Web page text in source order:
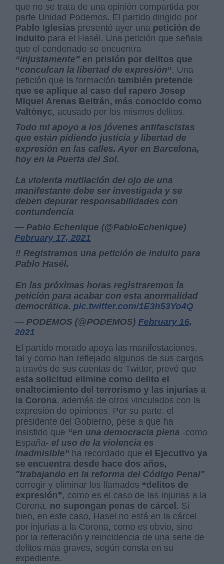
que no se trata de una opinión compartida por
parte Unidad Podemos. El partido dirigido por
Pablo Iglesias presentó ayer una petición de
indulto para el Hasél. Una petición que señala
que el condenado se encuentra
“injustamente” en prisión por delitos que
“conculcan la libertad de expresión”. Una
petición que la formacióntambién pretende
que se aplique al caso del rapero Josep
Miquel Arenas Beltrán, más conocido como
Valtònyc, acusado por los mismos delitos.
Todo mi apoyo a los jóvenes antifascistas
que están pidiendo justicia y libertad de
expresión en las calles. Ayer en Barcelona,
hoy en la Puerta del Sol.
La violenta mutilación del ojo de una
manifestante debe ser investigada y se
deben depurar responsabilidades con
contundencia
— Pablo Echenique (@PabloEchenique)
February 17, 2021
‼️ Registramos una petición de indulto para
Pablo Hasél.
En las próximas horas registraremos la
petición para acabar con esta anormalidad
democrática.pic.twitter.com/1E3h53Yo4Q
— PODEMOS (@PODEMOS)February 16,
2021
El partido morado apoya las manifestaciones,
tal y como han reflejado algunos de sus cargos
a través de sus cuentas de Twitter, prevé que
esta solicitud elimine como delito el
enaltecimiento del terrorismo y las injurias a
la Corona, además de otros vinculados con la
expresión de opiniones. Por su parte, el
presidente del Gobierno, pese a que ha
insistido que “en una democracia plena -como
España- el uso de la violencia es
inadmisible” ha recordado que el Ejecutivo ya
se encuentra desde hace dos años,
"trabajando en la reforma del Código Penal"
corregir y eliminar los llamados “delitos de
expresión”, como es el caso de las injurias a la
Corona, no supongan penas de cárcel . Si
bien, en este caso, Hasel no está en la cárcel
por injurias a la Corona, como es obvio, sino
por la reiteración y reincidencia de una serie de
delitos más graves, según consta en su
expediente.